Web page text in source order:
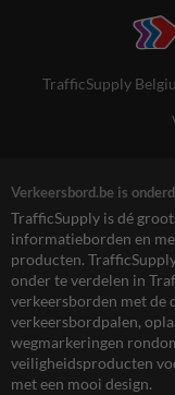
TrafficSupply
Verkeersbord.be is
TrafficSupply is dé
informatieborden en
producten.
onder te verdelen in
verkeersborden met de
verkeersbordpalen,
wegmarkeringen
veiligheidsproducten
met een mooi design.